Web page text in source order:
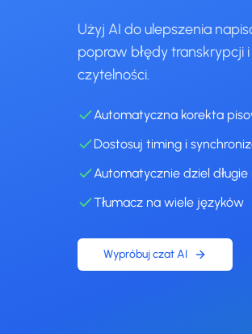
Użyj AI do ulepszenia
popraw błędy transkrypcji
czytelności.
Automatyczna korekta
Dostosuj timing i
Automatycznie dziel długie
Tłumacz na wiele języków
Wypróbuj czat AI